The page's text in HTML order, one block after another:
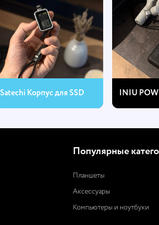
Satechi Корпус для SSD INIU
Популярные
Планшеты
Аксессуары
Компьютеры и ноутбуки